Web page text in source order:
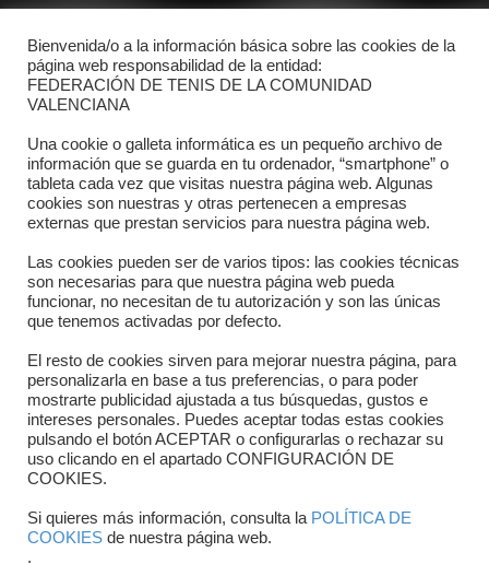
Contacto
Dónde estamos
Directorio departamentos
Horario
Formulario de contacto
Copyright © 2025 FTCV
Bienvenida/o a la información básica sobre las cookies de la
página web responsabilidad de la entidad:
FEDERACIÓN DE TENIS DE LA COMUNIDAD
VALENCIANA
Una cookie o galleta informática es un pequeño archivo de
información que se guarda en tu ordenador, “smartphone” o
tableta cada vez que visitas nuestra página web. Algunas
cookies son nuestras y otras pertenecen a empresas
externas que prestan servicios para nuestra página web.
Las cookies pueden ser de varios tipos: las cookies técnicas
son necesarias para que nuestra página web pueda
funcionar, no necesitan de tu autorización y son las únicas
que tenemos activadas por defecto.
El resto de cookies sirven para mejorar nuestra página, para
personalizarla en base a tus preferencias, o para poder
mostrarte publicidad ajustada a tus búsquedas, gustos e
intereses personales. Puedes aceptar todas estas cookies
pulsando el botón ACEPTAR o configurarlas o rechazar su
uso clicando en el apartado CONFIGURACIÓN DE
COOKIES.
Si quieres más información, consulta la POLÍTICA DE
COOKIES de nuestra página web.
.